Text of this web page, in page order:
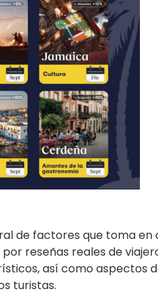
de factores que toma
reseñas reales de
así como aspectos
turistas.